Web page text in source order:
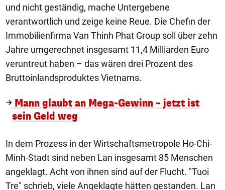
und nicht geständig, mache Untergebene
verantwortlich und zeige keine Reue. Die Chefin der
Immobilienfirma Van Thinh Phat Group soll über zehn
Jahre umgerechnet insgesamt 11,4 Milliarden Euro
veruntreut haben – das wären drei Prozent des
Bruttoinlandsproduktes Vietnams.
Mann glaubt an Mega-Gewinn – jetzt ist
sein Geld weg
In dem Prozess in der Wirtschaftsmetropole Ho-Chi-
Minh-Stadt sind neben Lan insgesamt 85 Menschen
angeklagt. Acht von ihnen sind auf der Flucht. "Tuoi
Tre" schrieb, viele Angeklagte hätten gestanden. Lan